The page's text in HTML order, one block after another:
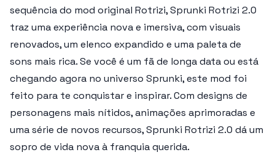
sequência do mod original Rotrizi,Sprunki Rotrizi 2.0
traz uma experiência nova e imersiva, com visuais
renovados, um elenco expandido e uma paleta de
sons mais rica. Se você é um fã de longa data ou está
chegando agora no universo Sprunki, este mod foi
feito para te conquistar e inspirar. Com designs de
personagens mais nítidos, animações aprimoradas e
uma série de novos recursos,Sprunki Rotrizi 2.0 dá um
sopro de vida nova à franquia querida.